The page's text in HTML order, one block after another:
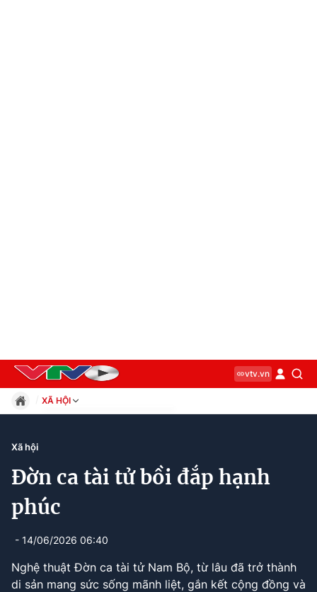
vtv.vn
XÃ HỘI
Xã hội
Thế giới
Công nghệ
Xã hội
Đờn ca tài tử bồi đắp hạnh
phúc
- 14/06/2026 06:40
Nghệ thuật Đờn ca tài tử Nam Bộ, từ lâu đã trở thành
di sản mang sức sống mãnh liệt, gắn kết cộng đồng và